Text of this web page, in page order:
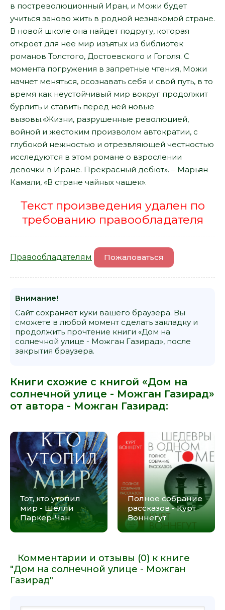
в постреволюционный Иран, и Можи будет
учиться заново жить в родной незнакомой стране.
В новой школе она найдет подругу, которая
откроет для нее мир изъятых из библиотек
романов Толстого, Достоевского и Гоголя. С
момента погружения в запретные чтения, Можи
начнет меняться, осознавать себя и свой путь, в то
время как неустойчивый мир вокруг продолжит
бурлить и ставить перед ней новые
вызовы.«Жизни, разрушенные революцией,
войной и жестоким произволом автократии, с
глубокой нежностью и отрезвляющей честностью
исследуются в этом романе о взрослении
девочки в Иране. Прекрасный дебют». – Марьян
Камали, «В стране чайных чашек».
Текст произведения удален по
требованию правообладателя
Правообладателям Пожаловаться
Внимание!
Сайт сохраняет куки вашего браузера. Вы
сможете в любой момент сделать закладку и
продолжить прочтение книги «Дом на
солнечной улице - Можган Газирад», после
закрытия браузера.
Книги схожие с книгой «Дом на
солнечной улице - Можган Газирад»
от автора - Можган Газирад:
Тот, кто утопил
мир - Шелли
Паркер-Чан
Полное собрание
рассказов - Курт
Воннегут
Комментарии и отзывы (0) к книге
"Дом на солнечной улице - Можган
Газирад"